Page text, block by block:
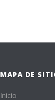
MAPA DE
Inicio